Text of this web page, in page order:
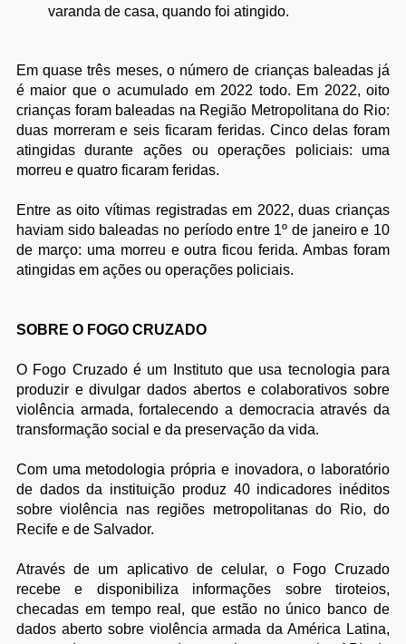
varanda de casa, quando foi atingido.
Em quase três meses, o número de crianças baleadas já
é maior que o acumulado em 2022 todo. Em 2022, oito
crianças foram baleadas na Região Metropolitana do Rio:
duas morreram e seis ficaram feridas. Cinco delas foram
atingidas durante ações ou operações policiais: uma
morreu e quatro ficaram feridas.
Entre as oito vítimas registradas em 2022, duas crianças
haviam sido baleadas no período entre 1º de janeiro e 10
de março: uma morreu e outra ficou ferida. Ambas foram
atingidas em ações ou operações policiais.
SOBRE O FOGO CRUZADO
O Fogo Cruzado é um Instituto que usa tecnologia para
produzir e divulgar dados abertos e colaborativos sobre
violência armada, fortalecendo a democracia através da
transformação social e da preservação da vida.
Com uma metodologia própria e inovadora, o laboratório
de dados da instituição produz 40 indicadores inéditos
sobre violência nas regiões metropolitanas do Rio, do
Recife e de Salvador.
Através de um aplicativo de celular, o Fogo Cruzado
recebe e disponibiliza informações sobre tiroteios,
checadas em tempo real, que estão no único banco de
dados aberto sobre violência armada da América Latina,